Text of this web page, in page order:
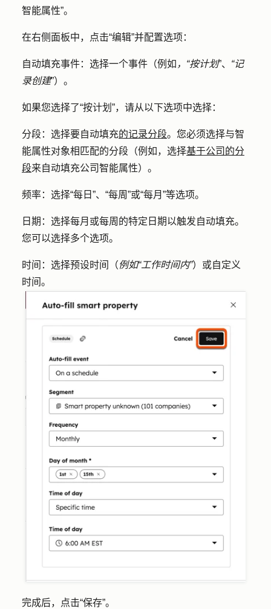
智能属性”。
在右侧面板中，点击“编辑”并配置选项：
自动填充事件：选择一个事件（例如 ，“按计划”、 “记
录创建”）。
如果您选择了“按计划 ”，请从以下选项中选择：
分段：选择要自动填充的记录分段。您必须选择与智
能属性对象相匹配的分段（例如，选择基于公司的分
段来自动填充公司智能属性）。
频率：选择“每日”、“每周”或“每月”等选项。
日期 ：选择每月或每周的特定日期以触发自动填充。
您可以选择多个选项。
时间 ：选择预设时间（例如“工作时间内”）或自定义
时间。
完成后，点击“保存”。